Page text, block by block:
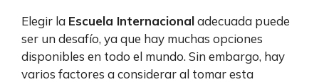
Elegir la Escuela Internacionaladecuada puede
ser un desafío, ya que hay muchas opciones
disponibles en todo el mundo. Sin embargo, hay
varios factores a considerar al tomar esta